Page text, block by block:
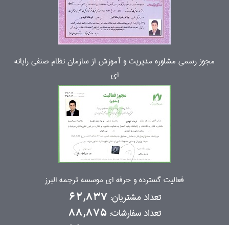
مجوز رسمی مشاوره مدیریت و آموزش از سازمان نظام صنفی رایانه
ای
فعالیت گسترده و حرفه ای موسسه ترجمه البرز
تعداد مشتریان: 62,837
تعداد سفارشات:88,875